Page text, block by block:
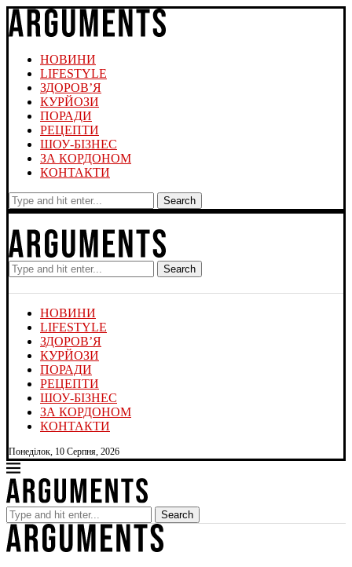
НОВИНИ
LIFESTYLE
ЗДОРОВ’Я
КУРЙОЗИ
ПОРАДИ
РЕЦЕПТИ
ШОУ-БІЗНЕС
ЗА КОРДОНОМ
КОНТАКТИ
Search
Search
НОВИНИ
LIFESTYLE
ЗДОРОВ’Я
КУРЙОЗИ
ПОРАДИ
РЕЦЕПТИ
ШОУ-БІЗНЕС
ЗА КОРДОНОМ
КОНТАКТИ
Понеділок, 10 Серпня, 2026
Search